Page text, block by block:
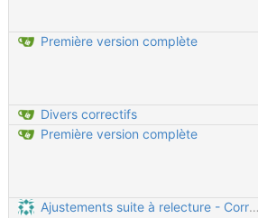
Première version complète
Divers correctifs
Première version complète
Ajustements suite à relecture - Correction de la syntaxe pour séparer correctement les paragraphes - Correction sur les formats 3D (on ne fait plus de PDF 3D, et edrawings est complexe et intrusif à installer) - Suppression de la phrase "pour tout fabriquer soi-même" qui peut induire en erreur (certaines pièces chaudronnées nécessitent un outillage lourd) - Corrections sur le placement des rondelles - Suppression des références au sciage des vis (normalement inutile dans cette version)